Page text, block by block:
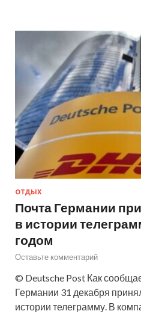
ОТДЫХ
Почта Германии
в истории
годом
Оставьте комментарий
© Deutsche Post Как
Германии 31 декабря
истории телеграмму. В